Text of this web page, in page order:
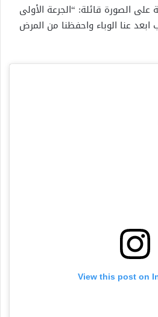
الصورة قائلة: “الجرعة الأولى
عنا الوباء واحفظنا من المرض
View this post on